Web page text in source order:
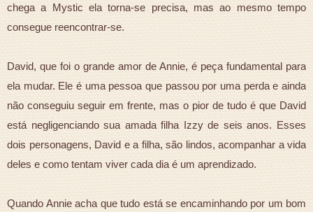
chega a Mystic ela torna-se precisa, mas ao mesmo tempo
consegue reencontrar-se.
David, que foi o grande amor de Annie, é peça fundamental para
ela mudar. Ele é uma pessoa que passou por uma perda e ainda
não conseguiu seguir em frente, mas o pior de tudo é que David
está negligenciando sua amada filha Izzy de seis anos. Esses
dois personagens, David e a filha, são lindos, acompanhar a vida
deles e como tentam viver cada dia é um aprendizado.
Quando Annie acha que tudo está se encaminhando por um bom